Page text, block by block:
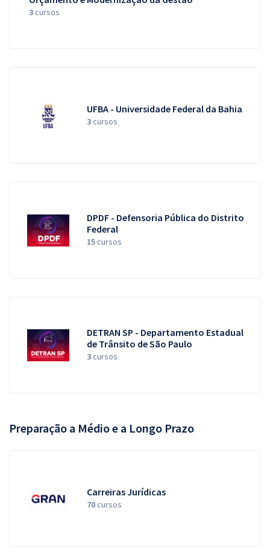
3cursos
UFBA - Universidade Federal da Bahia
3cursos
DPDF - Defensoria Pública do Distrito
Federal
15cursos
DETRAN SP - Departamento Estadual
de Trânsito de São Paulo
3cursos
Preparação a Médio e a Longo Prazo
Carreiras Jurídicas
70cursos